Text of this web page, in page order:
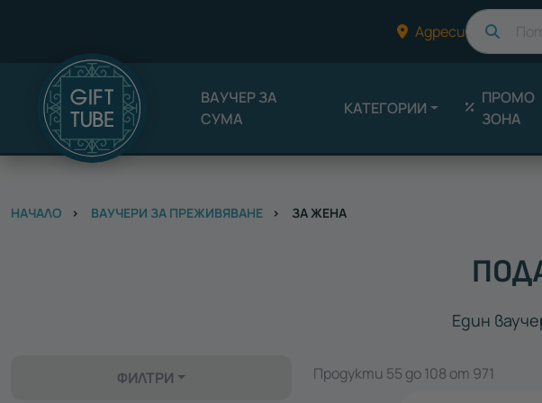
Адреси Търси
ВАУЧЕР ЗА
СУМА
КАТЕГОРИИ
ПРОМО
ЗОНА
НАЧАЛО ВАУЧЕРИ ЗА ПРЕЖИВЯВАНЕ ЗА ЖЕНА
Един
ФИЛТРИ Продукти 55 до 108 от 971